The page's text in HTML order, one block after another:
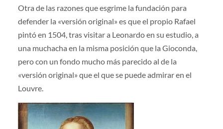
Otra de las razones que esgrime la fundación para
defender la «versión original» es que el propio Rafael
pintó en 1504, tras visitar a Leonardo en su estudio, a
una muchacha en la misma posición que la Gioconda,
pero con un fondo mucho más parecido al de la
«versión original» que el que se puede admirar en el
Louvre.